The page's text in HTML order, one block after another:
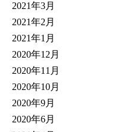
2021年3月
2021年2月
2021年1月
2020年12月
2020年11月
2020年10月
2020年9月
2020年6月